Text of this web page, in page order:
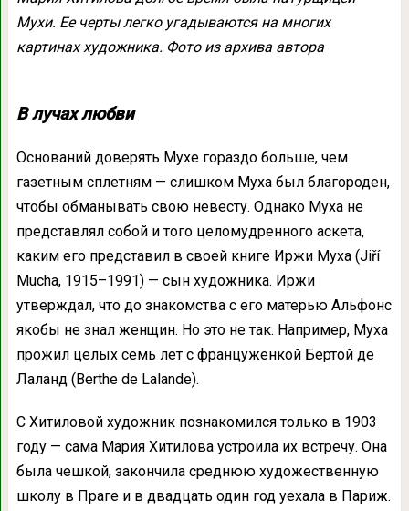
Мухи. Ее черты легко угадываются на многих
картинах художника. Фото из архива автора
В лучах любви
Оснований доверять Мухе гораздо больше, чем
газетным сплетням — слишком Муха был благороден,
чтобы обманывать свою невесту. Однако Муха не
представлял собой и того целомудренного аскета,
каким его представил в своей книге Иржи Муха (Jiří
Mucha, 1915–1991) — сын художника. Иржи
утверждал, что до знакомства с его матерью Альфонс
якобы не знал женщин. Но это не так. Например, Муха
прожил целых семь лет с француженкой Бертой де
Лаланд (Berthe de Lalande).
С Хитиловой художник познакомился только в 1903
году — сама Мария Хитилова устроила их встречу. Она
была чешкой, закончила среднюю художественную
школу в Праге и в двадцать один год уехала в Париж.